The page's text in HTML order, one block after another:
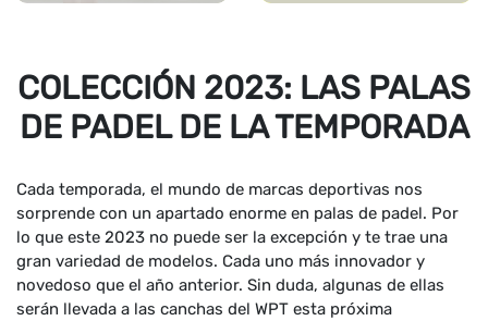
COLECCIÓN 2023: LAS PALAS
DE PADEL DE LA TEMPORADA
Cada temporada, el mundo de marcas deportivas nos
sorprende con un apartado enorme en palas de padel. Por
lo que este 2023 no puede ser la excepción y te trae una
gran variedad de modelos. Cada uno más innovador y
novedoso que el año anterior. Sin duda, algunas de ellas
serán llevada a las canchas del WPT esta próxima